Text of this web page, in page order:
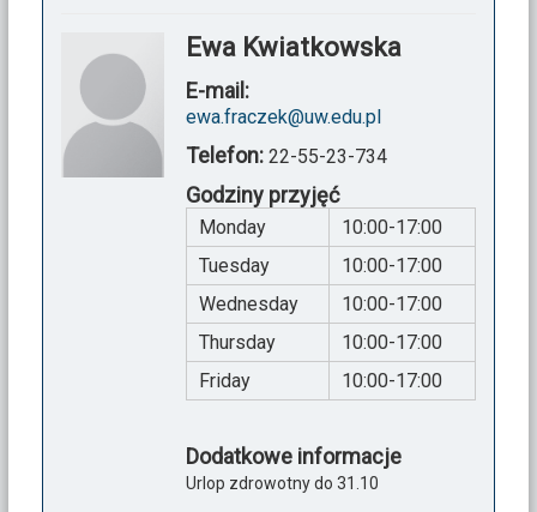
Ewa Kwiatkowska
E-mail:
ewa.fraczek@uw.edu.pl
Telefon: 22-55-23-734
Godziny przyjęć
Monday
10:00-17:00
Tuesday
10:00-17:00
Wednesday
10:00-17:00
Thursday
10:00-17:00
Friday
10:00-17:00
Dodatkowe informacje
Urlop zdrowotny do 31.10